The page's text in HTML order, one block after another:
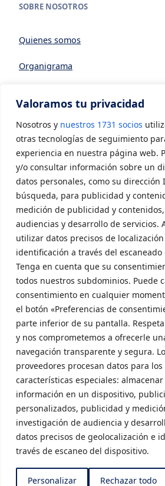
Valoramos tu privacidad
Nosotros y nuestros 1731 socios
otras tecnologías de seguimiento
experiencia en nuestra página web.
y/o consultar información sobre un
datos personales, como su dirección
búsqueda, para publicidad y
medición de publicidad y
audiencias y desarrollo de servicios.
utilizar datos precisos de
identificación a través del
Tenga en cuenta que su
todos nuestros subdominios. Puede
consentimiento en cualquier
el botón «Preferencias de
parte inferior de su pantalla.
y nos comprometemos a ofrecerle
navegación transparente y segura.
proveedores procesan datos para
características especiales:
información en un dispositivo,
personalizados, publicidad y
investigación de audiencia y
datos precisos de geolocalización e
través de escaneo del dispositivo.
Personalizar Rechazar todo
SOBRE NOSOTROS
Quienes somos
Organigrama
Asociarse a AVIA
CONTACTO
Contacto
LEGAL
Aviso Legal
Política de privacidad
Política de cookies
Subvencionado por la Consellería de
Turismo (INENTI/2024/20)